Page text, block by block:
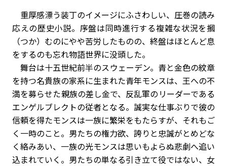
重厚感漂う装丁のイメージにふさわしい、圧巻の読み
応えの歴史小説。序盤は同時進行する複雑な状況を摑
（つか）むのにやや苦労したものの、終盤はほとんど息
をするのも忘れ物語世界に没頭した。
舞台は十五世紀前半のスウェーデン。青と金色の紋章
を持つ名貴族の家系に生まれた青年モンスは、王への不
満を募らせた親族の差し金で、反乱軍のリーダーである
エンゲルブレクトの従者となる。誠実な仕事ぶりで彼の
信頼を得たモンスは一族に繁栄をもたらすが、それもご
く一時のこと。男たちの権力欲、誇りと忠誠がとめどな
く絡みあい、一族の光モンスは思いもよらぬ悲劇へ追い
込まれていく。男たちの単なる引き立て役ではない、女